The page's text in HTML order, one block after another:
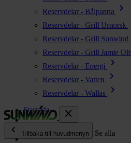
Reservdelar - Bålpanna chevron_right
Reservdelar - Grill Urnorsk
Reservdelar - Grill
Reservdelar - Grill Jamie
Reservdelar - Energi chevron_right
Reservdelar - Vatten chevron_right
Reservdelar - Wallas
chevron_right
close
chevron_left
Tillbaka till huvudmenyn Se alla
Startsida